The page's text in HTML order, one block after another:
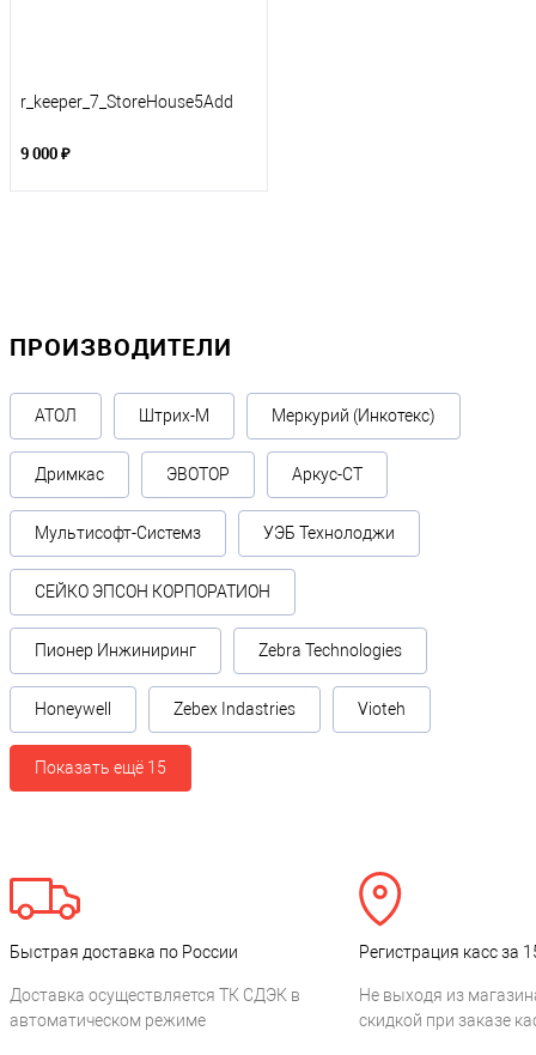
r_keeper_7_StoreHouse5Add
9 000 ₽
ПРОИЗВОДИТЕЛИ
АТОЛ Штрих-М Меркурий (Инкотекс)
Дримкас ЭВОТОР Аркус-СТ
Мультисофт-Системз УЭБ Технолоджи
СЕЙКО ЭПСОН КОРПОРАТИОН
Пионер Инжиниринг Zebra Technologies
Honeywell Zebex Indastries Vioteh
Показать ещё 15
Быстрая доставка по России
Доставка осуществляется ТК СДЭК в
автоматическом режиме
Регистрация касс за
Не выходя из
скидкой при заказе